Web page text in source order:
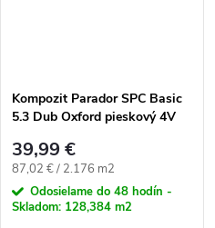
Kompozit Parador SPC Basic
5.3 Dub Oxford pieskový 4V
39,99 €
Jednotková cena:
87,02 € / 2.176 m2
Odosielame do 48 hodín -
Skladom: 128,384 m2